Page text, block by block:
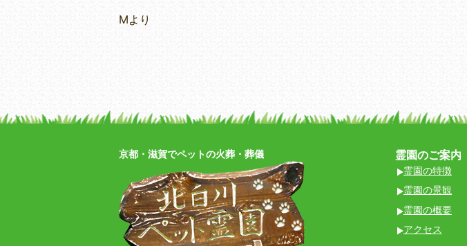
Mより
京都・滋賀でペットの火葬・葬儀 霊園のご案内
霊園の特徴
霊園の景観
霊園の概要
アクセス